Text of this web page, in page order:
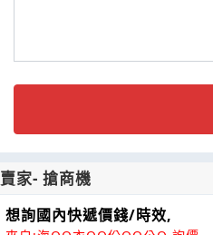
賣家- 搶商機
想詢國內快遞價錢/時效,